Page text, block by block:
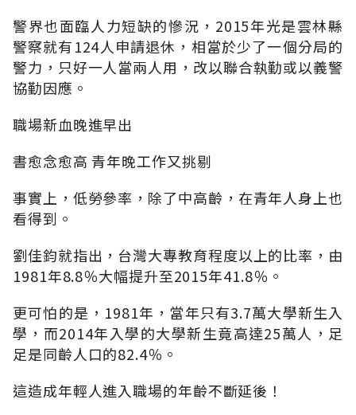
警界也面臨人力短缺的慘況，2015年光是雲林縣
警察就有124人申請退休，相當於少了一個分局的
警力，只好一人當兩人用，改以聯合執勤或以義警
協勤因應。
職場新血晚進早出
書愈念愈高 青年晚工作又挑剔
事實上，低勞參率，除了中高齡，在青年人身上也
看得到。
劉佳鈞就指出，台灣大專教育程度以上的比率，由
1981年8.8％大幅提升至2015年41.8％。
更可怕的是，1981年，當年只有3.7萬大學新生入
學，而2014年入學的大學新生竟高達25萬人，足
足是同齡人口的82.4％。
這造成年輕人進入職場的年齡不斷延後！